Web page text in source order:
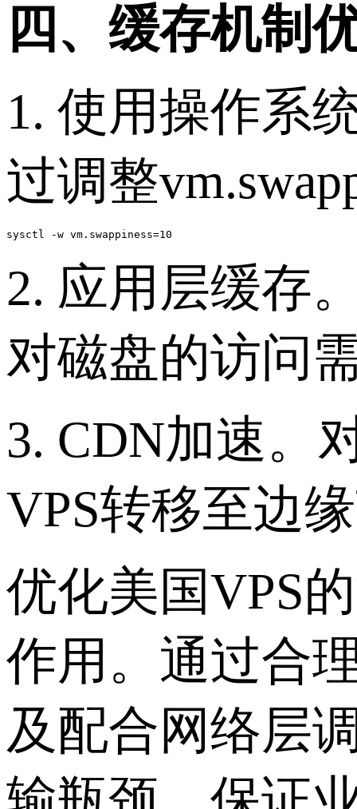
四、缓存机制
1. 使用操作系
过调整
sysctl -w vm.swappiness=10
2. 应用层缓存
对磁盘的访问
3. CDN加速。
VPS转移至边
优化美国VPS
作用。通过合
及配合网络层